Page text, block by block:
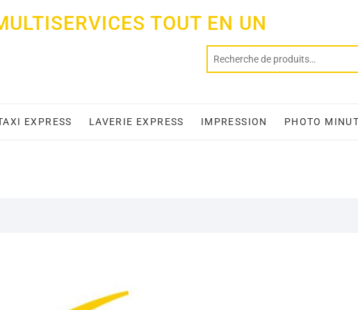
TOUT EN UN
EXPRESS LAVERIE EXPRESS IMPRESSION PHOTO